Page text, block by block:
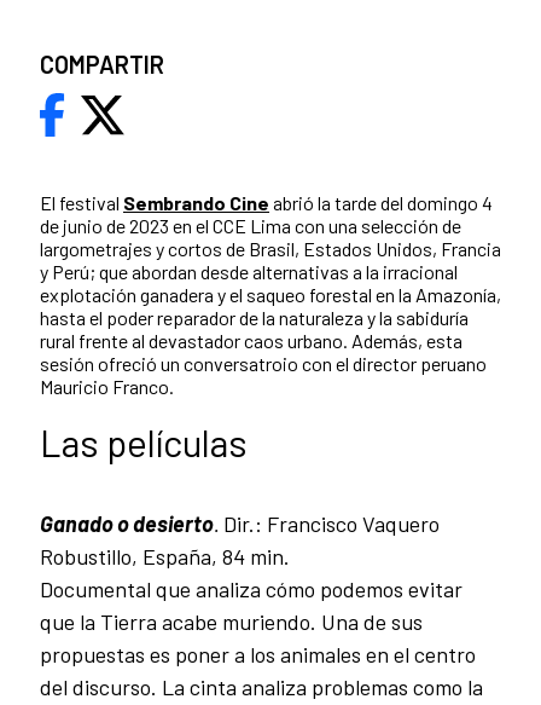
El festival Sembrando Cine abrió la tarde del domingo 4
de junio de 2023 en el CCE Lima con una selección de
largometrajes y cortos de Brasil, Estados Unidos, Francia
y Perú; que abordan desde alternativas a la irracional
explotación ganadera y el saqueo forestal en la Amazonía,
hasta el poder reparador de la naturaleza y la sabiduría
rural frente al devastador caos urbano. Además, esta
sesión ofreció un conversatroio con el director peruano
Mauricio Franco.
Las películas
Ganado o desierto. Dir.: Francisco Vaquero
Robustillo, España, 84 min.
Documental que analiza cómo podemos evitar
que la Tierra acabe muriendo. Una de sus
propuestas es poner a los animales en el centro
del discurso. La cinta analiza problemas como la
COMPARTIR